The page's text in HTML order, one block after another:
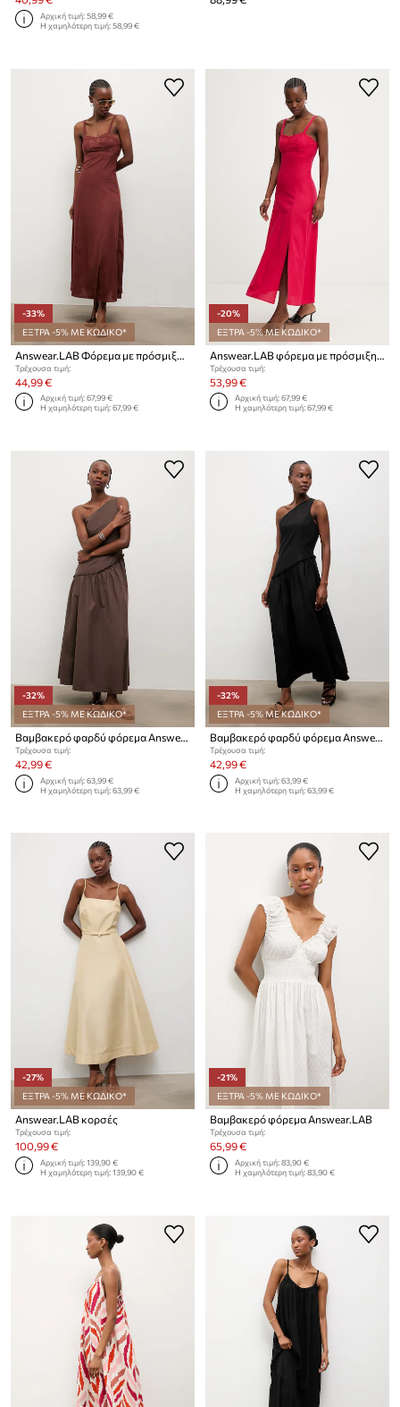
Αρχική τιμή:58,99 €
Η χαμηλότερη τιμή:58,99 €
-33%
ΕΞΤΡΑ -5% ΜΕ ΚΩΔΙΚΟ*
Τρέχουσα τιμή:
44,99 €
Αρχική τιμή:67,99 €
Η χαμηλότερη τιμή:67,99 €
-20%
ΕΞΤΡΑ -5% ΜΕ ΚΩΔΙΚΟ*
Τρέχουσα τιμή:
53,99 €
Αρχική τιμή:67,99 €
Η χαμηλότερη τιμή:67,99 €
-32%
ΕΞΤΡΑ -5% ΜΕ ΚΩΔΙΚΟ*
Βαμβακερό φαρδύ φόρεμα Answear.LAB
Τρέχουσα τιμή:
42,99 €
Αρχική τιμή:63,99 €
Η χαμηλότερη τιμή:63,99 €
-32%
ΕΞΤΡΑ -5% ΜΕ ΚΩΔΙΚΟ*
Βαμβακερό φαρδύ φόρεμα Answear.LAB
Τρέχουσα τιμή:
42,99 €
Αρχική τιμή:63,99 €
Η χαμηλότερη τιμή:63,99 €
-27%
ΕΞΤΡΑ -5% ΜΕ ΚΩΔΙΚΟ*
Answear.LAB κορσές
Τρέχουσα τιμή:
100,99 €
Αρχική τιμή:139,90 €
Η χαμηλότερη τιμή:139,90 €
-21%
ΕΞΤΡΑ -5% ΜΕ ΚΩΔΙΚΟ*
Βαμβακερό φόρεμα Answear.LAB
Τρέχουσα τιμή:
65,99 €
Αρχική τιμή:83,90 €
Η χαμηλότερη τιμή:83,90 €